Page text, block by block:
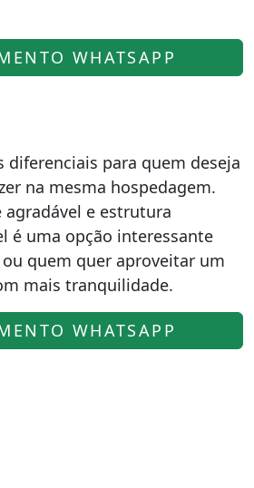
WHATSAPP
diferenciais para quem deseja
na mesma hospedagem.
e estrutura
é uma opção interessante
quem quer aproveitar um
mais tranquilidade.
WHATSAPP